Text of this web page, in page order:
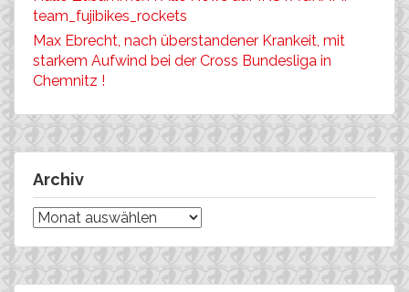
team_fujibikes_rockets
Max Ebrecht, nach überstandener Krankeit, mit
starkem Aufwind bei der Cross Bundesliga in
Chemnitz !
Archiv
Archiv